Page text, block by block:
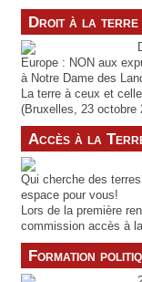
Uniterre, peut envoyer
femme et un homme.
Ces formations sont
tremplin pour se
mouvement. Elle offre
rencontrer des jeunes
différentes régions
de nombreux thèmes
Rapport de la
La formation 2013
février à Budapest.
N'hésitez pas à
Uniterre en cas d'intérêt!
Droit à la terre
Europe : NON aux
à Notre Dame des
La terre à ceux et
(Bruxelles, 23 octobre
16 octobre,
(plus de 500 gardes
zone de Notre Dame
projet d'aéroport
des années la
gouvernement. Un rap
Accès à la
Qui cherche des
espace pour vous!
Lors de la première
commission accès à
il a été décidé
disposition pour que
souhaitent s'installer
Formation